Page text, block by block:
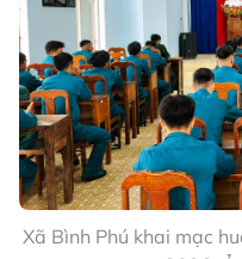
Xã Bình Phú khai mạc